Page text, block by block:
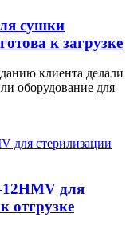
сушки
к загрузке
клиента делали
оборудование для
для
отгрузке